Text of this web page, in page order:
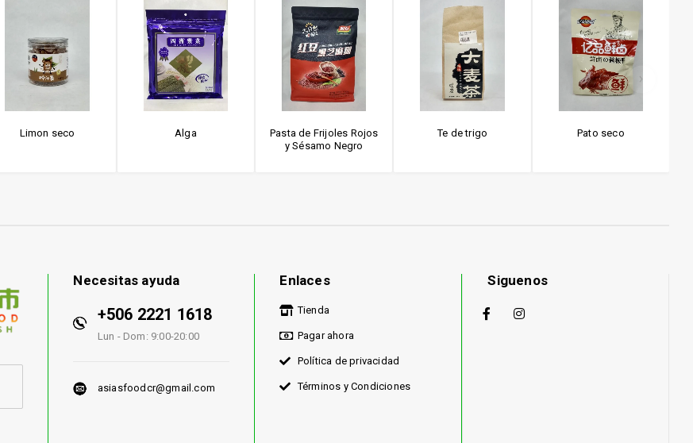
Limon seco Alga
Pasta de Frijoles Rojos
y Sésamo Negro
Te de trigo Pato seco
Necesitas ayuda
+506 2221 1618
Lun - Dom: 9:00-20:00
asiasfoodcr@gmail.com
Enlaces
Tienda
Pagar ahora
Política de privacidad
Términos y Condiciones
Siguenos